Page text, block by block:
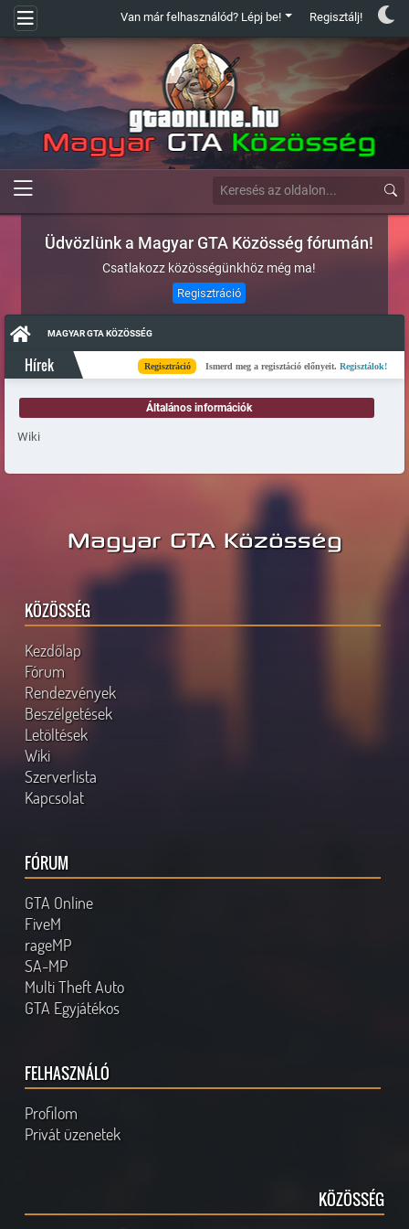
Van már felhasználód? Lépj be! Regisztálj!
Üdvözlünk a Magyar GTA Közösség fórumán!
Csatlakozz közösségünkhöz még ma!
Regisztráció
MAGYAR GTA KÖZÖSSÉG
Hírek Regisztráció Ismerd meg a regisztáció előnyeit.Regisztálok!
Általános információk
Wiki
Magyar GTA Közösség
KÖZÖSSÉG
Kezdőlap
Fórum
Rendezvények
Beszélgetések
Letöltések
Wiki
Szerverlista
Kapcsolat
FÓRUM
GTA Online
FiveM
rageMP
SA-MP
Multi Theft Auto
GTA Egyjátékos
FELHASZNÁLÓ
Profilom
Privát üzenetek
KÖZÖSSÉG